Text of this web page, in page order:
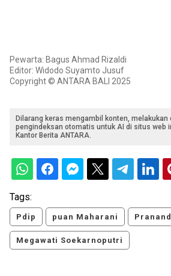
Pewarta: Bagus Ahmad Rizaldi
Editor: Widodo Suyamto Jusuf
Copyright © ANTARA BALI 2025
Dilarang keras mengambil konten, melakukan
pengindeksan otomatis untuk AI di situs web
Kantor Berita ANTARA.
Tags:
Pdip puan Maharani
Megawati Soekarnoputri